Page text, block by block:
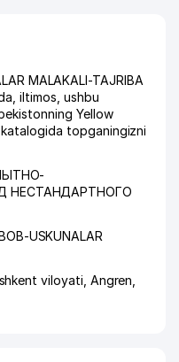
MALAKALI-TAJRIBA
iltimos, ushbu
Yellow
topganingizni
НЕСТАНДАРТНОГО
USKUNALAR
viloyati Angren